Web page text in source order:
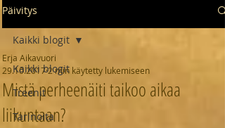
Päivitys
Kaikki blogit
Treenit
Tarinoita
Kaikki blogit
Mistä perheenäiti taikoo aikaa
liikuntaan?
Erja Aikavuori
29.10.20172 min käytetty lukemiseen